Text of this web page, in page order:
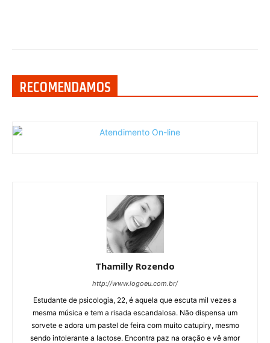
RECOMENDAMOS
Thamilly Rozendo
http://www.logoeu.com.br/
Estudante de psicologia, 22, é aquela que escuta mil vezes a
mesma música e tem a risada escandalosa. Não dispensa um
sorvete e adora um pastel de feira com muito catupiry, mesmo
sendo intolerante a lactose. Encontra paz na oração e vê amor